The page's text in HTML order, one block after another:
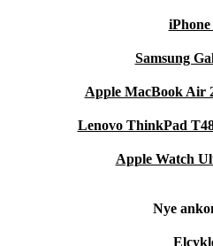
iPhone
Samsung
Apple MacBook Air
Lenovo ThinkPad
Apple Watch
Nye